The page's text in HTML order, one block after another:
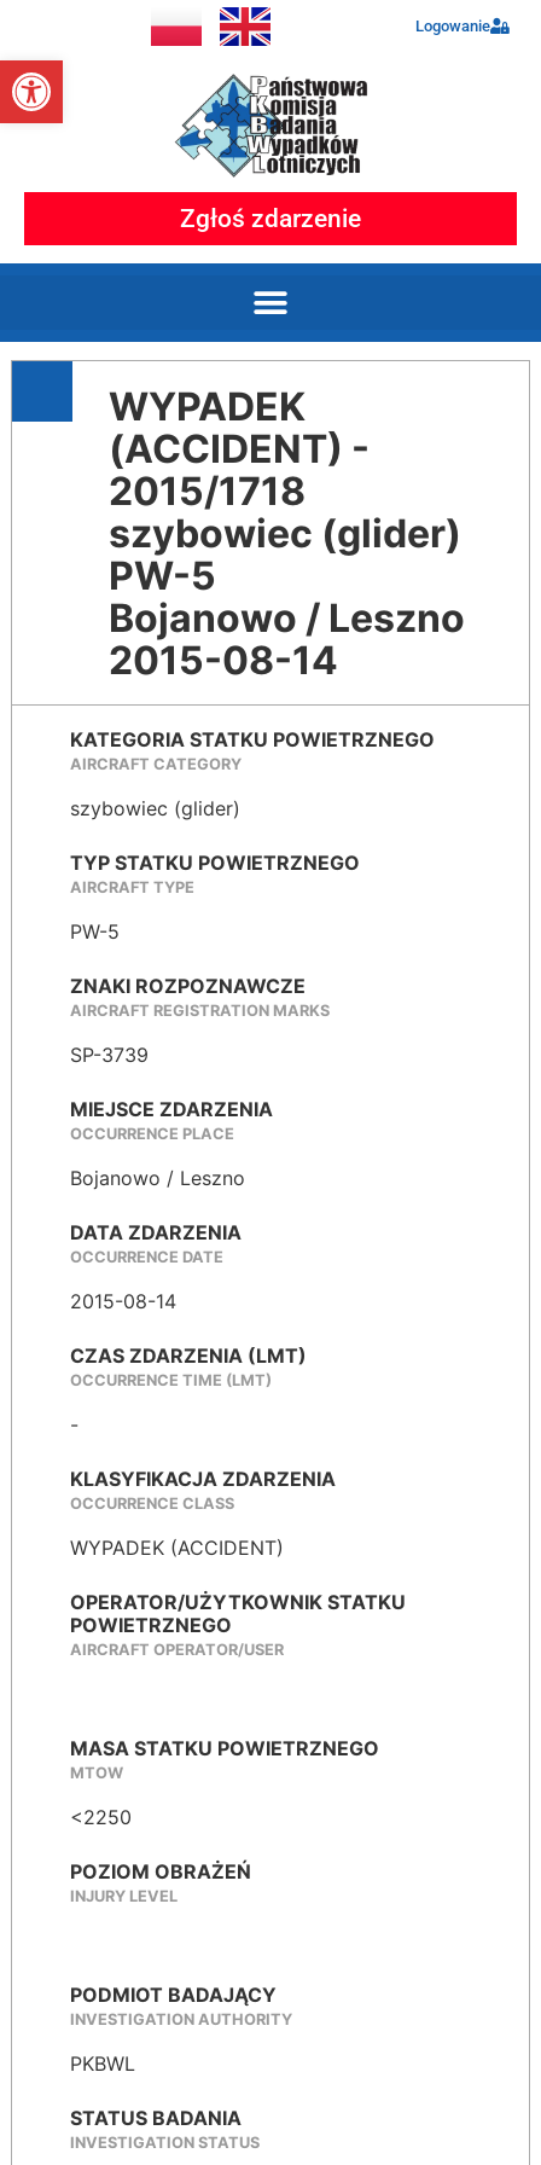
Otwórz pasek narzędzi
Logowanie
Zgłoś zdarzenie
WYPADEK
(ACCIDENT) -
2015/1718
szybowiec (glider)
PW-5
Bojanowo / Leszno
2015-08-14
KATEGORIA STATKU POWIETRZNEGO
AIRCRAFT CATEGORY
szybowiec (glider)
TYP STATKU POWIETRZNEGO
AIRCRAFT TYPE
PW-5
ZNAKI ROZPOZNAWCZE
AIRCRAFT REGISTRATION MARKS
SP-3739
MIEJSCE ZDARZENIA
OCCURRENCE PLACE
Bojanowo / Leszno
DATA ZDARZENIA
OCCURRENCE DATE
2015-08-14
CZAS ZDARZENIA (LMT)
OCCURRENCE TIME (LMT)
-
KLASYFIKACJA ZDARZENIA
OCCURRENCE CLASS
WYPADEK (ACCIDENT)
OPERATOR/UŻYTKOWNIK STATKU
POWIETRZNEGO
AIRCRAFT OPERATOR/USER
MASA STATKU POWIETRZNEGO
MTOW
<2250
POZIOM OBRAŻEŃ
INJURY LEVEL
PODMIOT BADAJĄCY
INVESTIGATION AUTHORITY
PKBWL
STATUS BADANIA
INVESTIGATION STATUS